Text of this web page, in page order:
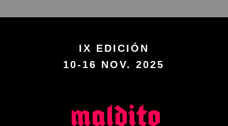
IX EDICIÓN
10-16 NOV. 2025